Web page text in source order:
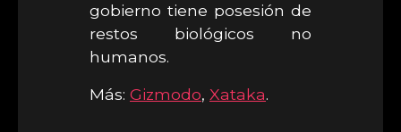
gobierno tiene posesión de
restos biológicos no
humanos.
Más: Gizmodo, Xataka.